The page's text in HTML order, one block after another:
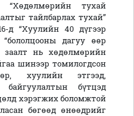
тухай
тайлбарлах тухай”
д “Хуулийн 40 дүгээр
дагуу өөр
нь хөдөлмөрийн
шинээр томилогдсон
хуулийн этгээд,
байгуулалтын бүтцэд
хэрэгжих боломжтой
бөгөөд өнөөдрийг